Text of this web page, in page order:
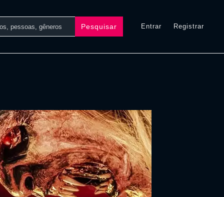
Pesquisar Entrar Registrar